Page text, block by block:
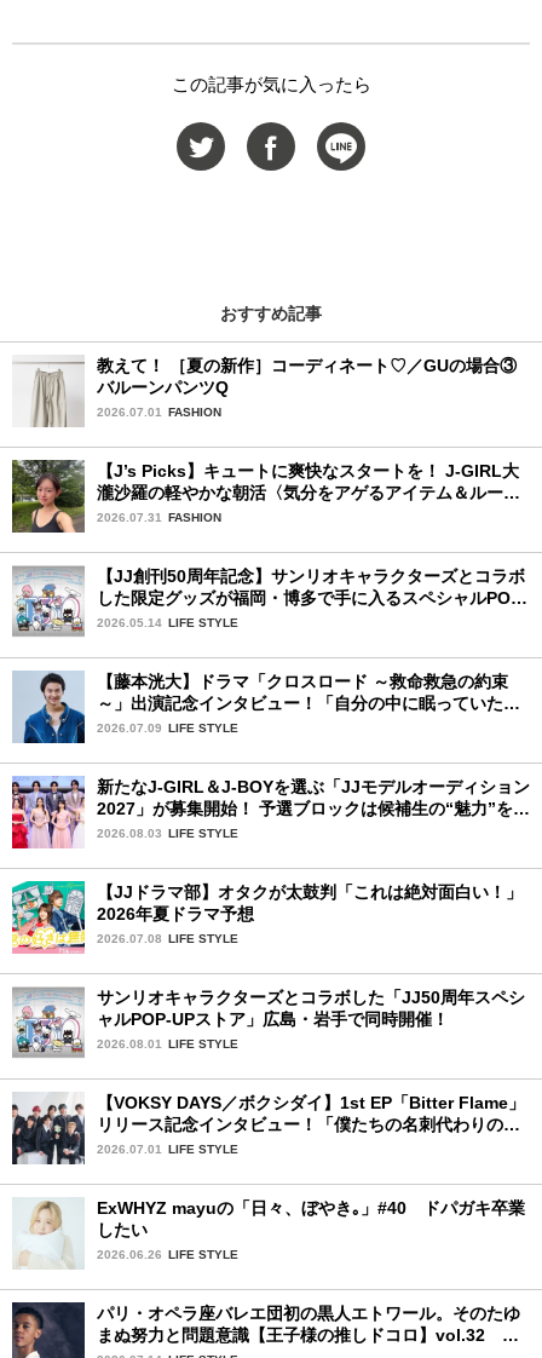
この記事が気に入ったら
おすすめ記事
教えて！ ［夏の新作］コーディネート♡／GUの場合③
バルーンパンツQ
2026.07.01 FASHION
【J’s Picks】キュートに爽快なスタートを！ J-GIRL大
瀧沙羅の軽やかな朝活〈気分をアゲるアイテム＆ルーテ
ィーン〉
2026.07.31 FASHION
【JJ創刊50周年記念】サンリオキャラクターズとコラボ
した限定グッズが福岡・博多で手に入るスペシャルPOP-
UPストア！
2026.05.14 LIFE STYLE
【藤本洸大】ドラマ「クロスロード ～救命救急の約束
～」出演記念インタビュー！「自分の中に眠っていた熱
を思い出させてもらった作品です」
2026.07.09 LIFE STYLE
新たなJ-GIRL＆J-BOYを選ぶ「JJモデルオーディション
2027」が募集開始！ 予選ブロックは候補生の“魅力”を重
視した「新システム」に変わります
2026.08.03 LIFE STYLE
【JJドラマ部】オタクが太鼓判「これは絶対面白い！」
2026年夏ドラマ予想
2026.07.08 LIFE STYLE
サンリオキャラクターズとコラボした「JJ50周年スペシ
ャルPOP-UPストア」広島・岩手で同時開催！
2026.08.01 LIFE STYLE
【VOKSY DAYS／ボクシダイ】1st EP「Bitter Flame」
リリース記念インタビュー！「僕たちの名刺代わりのよ
うなアルバム」
2026.07.01 LIFE STYLE
ExWHYZ mayuの「日々、ぼやき｡」#40 ドパガキ卒業
したい
2026.06.26 LIFE STYLE
パリ・オペラ座バレエ団初の黒人エトワール。そのたゆ
まぬ努力と問題意識【王子様の推しドコロ】vol.32 ギ